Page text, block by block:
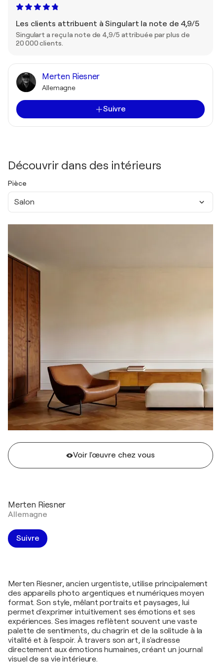
Les clients attribuent à Singulart la note de 4,9/5
Singulart a reçu la note de 4,9/5 attribuée par plus de
20 000 clients.
Merten Riesner
Allemagne
Suivre
Découvrir dans des intérieurs
Pièce
Salon
Voir l'œuvre chez vous
Merten Riesner
Allemagne
Suivre
Merten Riesner, ancien urgentiste, utilise principalement
des appareils photo argentiques et numériques moyen
format. Son style, mêlant portraits et paysages, lui
permet d'exprimer intuitivement ses émotions et ses
expériences. Ses images reflètent souvent une vaste
palette de sentiments, du chagrin et de la solitude à la
vitalité et à l'espoir. À travers son art, il s'adresse
directement aux émotions humaines, créant un journal
visuel de sa vie intérieure.